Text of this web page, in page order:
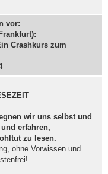
vor:
Crashkurs zum
wir uns selbst und
erfahren,
zu lesen.
ohne Vorwissen und